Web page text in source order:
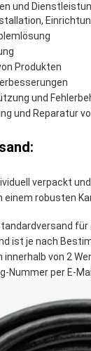
und
Produkten
und
und Reparatur
verpackt
einem robusten
ist je nach
von 2
Nummer per E-